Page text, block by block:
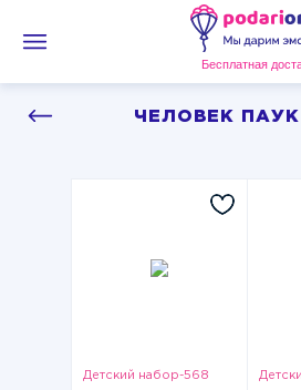
Бесплатная
ЧЕЛОВЕК ПАУК
Детский набор-568